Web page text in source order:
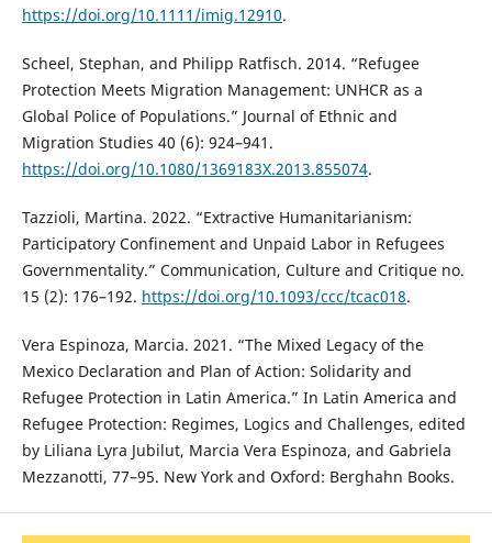
https://doi.org/10.1111/imig.12910.
Scheel, Stephan, and Philipp Ratfisch. 2014. “Refugee
Protection Meets Migration Management: UNHCR as a
Global Police of Populations.” Journal of Ethnic and
Migration Studies 40 (6): 924–941.
https://doi.org/10.1080/1369183X.2013.855074.
Tazzioli, Martina. 2022. “Extractive Humanitarianism:
Participatory Confinement and Unpaid Labor in Refugees
Governmentality.” Communication, Culture and Critique no.
15 (2): 176–192. https://doi.org/10.1093/ccc/tcac018.
Vera Espinoza, Marcia. 2021. “The Mixed Legacy of the
Mexico Declaration and Plan of Action: Solidarity and
Refugee Protection in Latin America.” In Latin America and
Refugee Protection: Regimes, Logics and Challenges, edited
by Liliana Lyra Jubilut, Marcia Vera Espinoza, and Gabriela
Mezzanotti, 77–95. New York and Oxford: Berghahn Books.